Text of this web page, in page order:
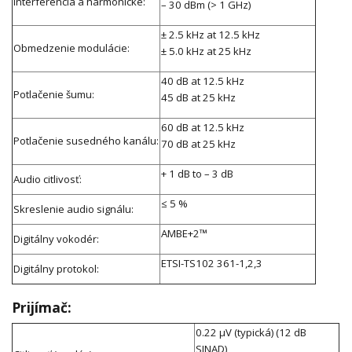
– 30 dBm (> 1 GHz)
Obmedzenie modulácie:
± 2.5 kHz at 12.5 kHz
± 5.0 kHz at 25 kHz
Potlačenie šumu:
40 dB at 12.5 kHz
45 dB at 25 kHz
Potlačenie susedného kanálu:
60 dB at 12.5 kHz
70 dB at 25 kHz
Audio citlivosť: + 1 dB to – 3 dB
Skreslenie audio signálu: ≤ 5 %
Digitálny vokodér: AMBE+2™
Digitálny protokol: ETSI-TS102 361-1,2,3
Prijímač:
0.22 μV (typická) (12 dB
SINAD)